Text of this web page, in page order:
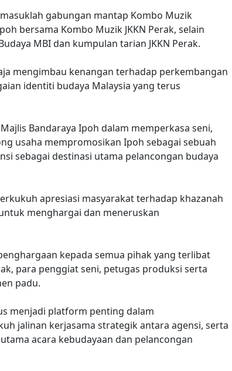
gabungan mantap Kombo Muzik
bersama Kombo Muzik JKKN Perak, selain
MBI dan kumpulan tarian JKKN Perak.
mengimbau kenangan terhadap perkembangan
identiti budaya Malaysia yang terus
Bandaraya Ipoh dalam memperkasa seni,
usaha mempromosikan Ipoh sebagai sebuah
sebagai destinasi utama pelancongan budaya
apresiasi masyarakat terhadap khazanah
menghargai dan meneruskan
kepada semua pihak yang terlibat
para penggiat seni, petugas produksi serta
padu.
menjadi platform penting dalam
jalinan kerjasama strategik antara agensi, serta
acara kebudayaan dan pelancongan